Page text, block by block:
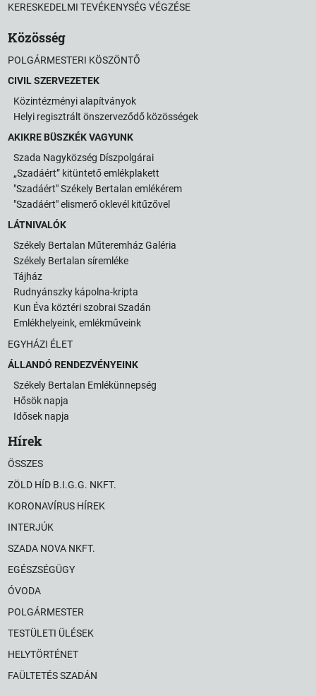
KERESKEDELMI TEVÉKENYSÉG VÉGZÉSE
Közösség
POLGÁRMESTERI KÖSZÖNTŐ
CIVIL SZERVEZETEK
Közintézményi alapítványok
Helyi regisztrált önszerveződő közösségek
AKIKRE BÜSZKÉK VAGYUNK
Szada Nagyközség Díszpolgárai
„Szadáért” kitüntető emlékplakett
"Szadáért" Székely Bertalan emlékérem
"Szadáért" elismerő oklevél kitűzővel
LÁTNIVALÓK
Székely Bertalan Műteremház Galéria
Székely Bertalan síremléke
Tájház
Rudnyánszky kápolna-kripta
Kun Éva köztéri szobrai Szadán
Emlékhelyeink, emlékműveink
EGYHÁZI ÉLET
ÁLLANDÓ RENDEZVÉNYEINK
Székely Bertalan Emlékünnepség
Hősök napja
Idősek napja
Hírek
ÖSSZES
ZÖLD HÍD B.I.G.G. NKFT.
KORONAVÍRUS HÍREK
INTERJÚK
SZADA NOVA NKFT.
EGÉSZSÉGÜGY
ÓVODA
POLGÁRMESTER
TESTÜLETI ÜLÉSEK
HELYTÖRTÉNET
FAÜLTETÉS SZADÁN